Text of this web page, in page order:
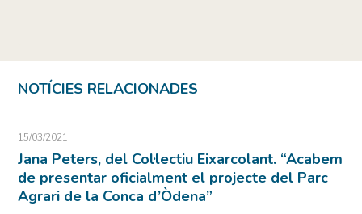
NOTÍCIES RELACIONADES
15/03/2021
Jana Peters, del Col·lectiu Eixarcolant. “Acabem
de presentar oficialment el projecte del Parc
Agrari de la Conca d’Òdena”